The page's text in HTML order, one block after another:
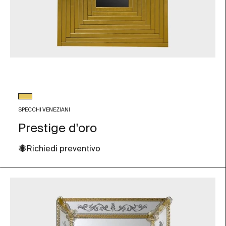
Colore vetro
SPECCHI VENEZIANI
Prestige d'oro
✺Richiedi preventivo